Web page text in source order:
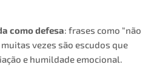
como defesa: frases como “não
vezes são escudos que
e humildade emocional.